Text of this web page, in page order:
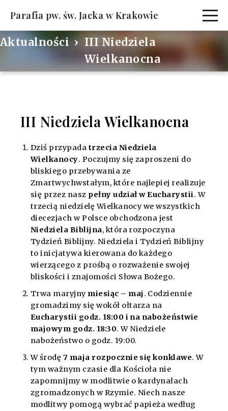
Parafia pw. św. Jacka w Krakowie
Aktualności
III Niedziela
Wielkanocna
III Niedziela Wielkanocna
Dziś przypada trzecia Niedziela
Wielkanocy. Poczujmy się zaproszeni do
bliskiego przebywania ze
Zmartwychwstałym, które najlepiej realizuje
się przez nasz pełny udział w Eucharystii. W
trzecią niedzielę Wielkanocy we wszystkich
diecezjach w Polsce obchodzona jest
Niedziela Biblijna, która rozpoczyna
Tydzień Biblijny. Niedziela i Tydzień Biblijny
to inicjatywa kierowana do każdego
wierzącego z prośbą o rozważenie swojej
bliskości i znajomości Słowa Bożego.
Trwa maryjny miesiąc – maj. Codziennie
gromadzimy się wokół ołtarza na
Eucharystii godz. 18:00 i na nabożeństwie
majowym godz. 18:30. W Niedziele
nabożeństwo o godz. 19:00.
W środę 7 maja rozpocznie się konklawe. W
tym ważnym czasie dla Kościoła nie
zapomnijmy w modlitwie o kardynałach
zgromadzonych w Rzymie. Niech nasze
modlitwy pomogą wybrać papieża według